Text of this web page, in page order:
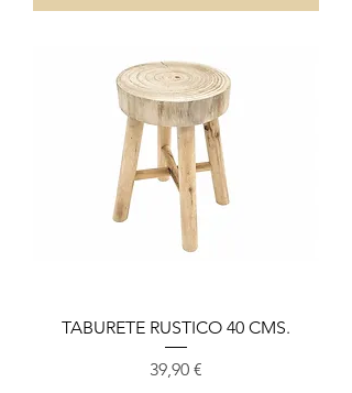
TABURETE RUSTICO 40 CMS.
Prix
39,90 €